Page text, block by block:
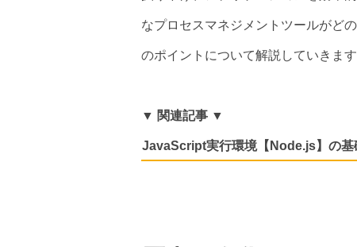
なプロセスマネジメントツールがど
のポイントについて解説していきます
▼ 関連記事 ▼
JavaScript実行環境【Node.js】の基